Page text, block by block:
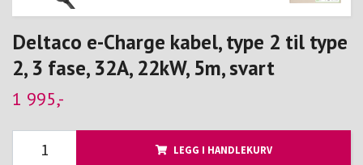
Deltaco e-Charge kabel, type 2 til type
2, 3 fase, 32A, 22kW, 5m, svart
1 995,-
LEGG I HANDLEKURV